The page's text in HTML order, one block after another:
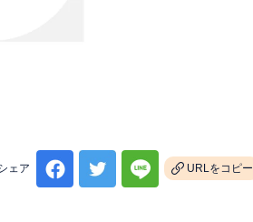
ェア URLをコピー